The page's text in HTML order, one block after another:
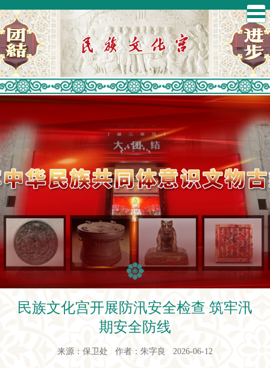
民族文化宫开展防汛安全检查 筑牢汛
期安全防线
来源：保卫处 作者：朱字良 2026-06-12